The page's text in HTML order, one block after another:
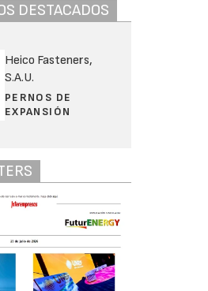
DESTACADOS
Heico Fasteners,
S.A.U.
PERNOS DE
EXPANSIÓN